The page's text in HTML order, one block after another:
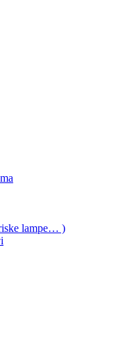
lampe… )